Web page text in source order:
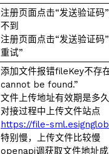
注册页面点击“发送验证码
不到
注册页面点击“发送验证码
重试”
添加文件报错fileKey不存
cannot be found.”
文件上传地址有效期是多久
对接过程中上传文件站点
https://file-
特别慢，上传文件比较慢
openapi调获取文件地址